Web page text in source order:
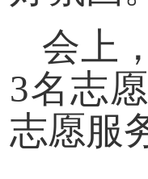
会上
3名志
志愿服